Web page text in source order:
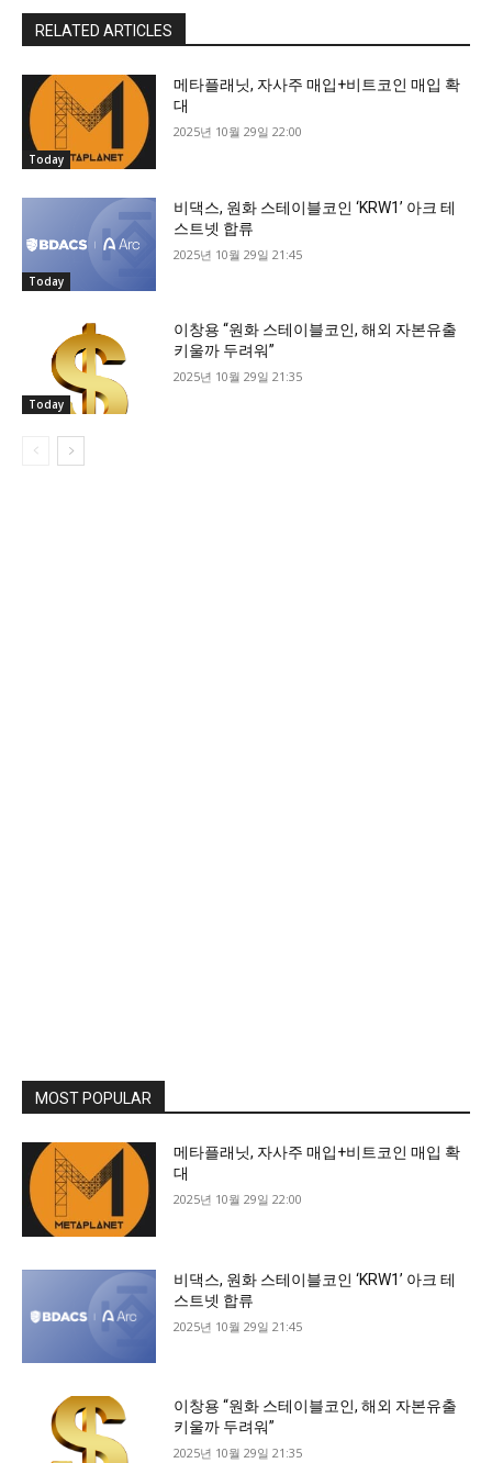
RELATED ARTICLES
Today
메타플래닛, 자사주 매입+비트코인 매입 확
대
2025년 10월 29일 22:00
Today
비댁스, 원화 스테이블코인 ‘KRW1’ 아크 테
스트넷 합류
2025년 10월 29일 21:45
Today
이창용 “원화 스테이블코인, 해외 자본유출
키울까 두려워”
2025년 10월 29일 21:35
MOST POPULAR
메타플래닛, 자사주 매입+비트코인 매입 확
대
2025년 10월 29일 22:00
비댁스, 원화 스테이블코인 ‘KRW1’ 아크 테
스트넷 합류
2025년 10월 29일 21:45
이창용 “원화 스테이블코인, 해외 자본유출
키울까 두려워”
2025년 10월 29일 21:35